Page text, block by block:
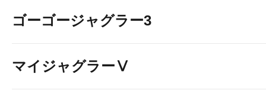
ゴーゴージャグラー3
マイジャグラーⅤ